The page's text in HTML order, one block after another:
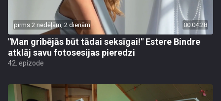
pirms 2 nedēļām, 2 dienām 00:04:28
"Man gribējās būt tādai seksīgai!" Estere Bindre
atklāj savu fotosesijas pieredzi
42. epizode